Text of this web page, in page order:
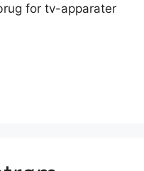
for tv-apparater